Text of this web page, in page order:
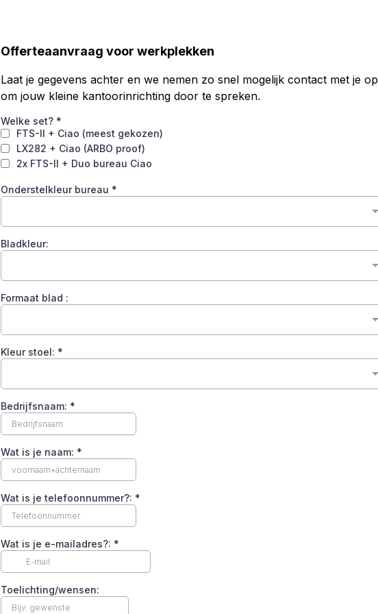
Offerteaanvraag voor werkplekken
Laat je gegevens achter en we nemen zo snel mogelijk contact met je op
om jouw kleine kantoorinrichting door te spreken.
Welke set? *
FTS-II + Ciao (meest gekozen)
LX282 + Ciao (ARBO proof)
2x FTS-II + Duo bureau Ciao
Onderstelkleur bureau *
Bladkleur:
Formaat blad :
Kleur stoel: *
Bedrijfsnaam: *
Wat is je naam: *
Wat is je telefoonnummer?: *
Wat is je e-mailadres?: *
Toelichting/wensen: